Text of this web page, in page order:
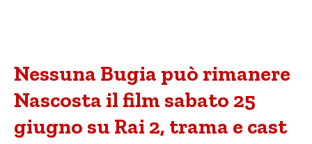
Nessuna Bugia può rimanere
Nascosta il film sabato 25
giugno su Rai 2, trama e cast